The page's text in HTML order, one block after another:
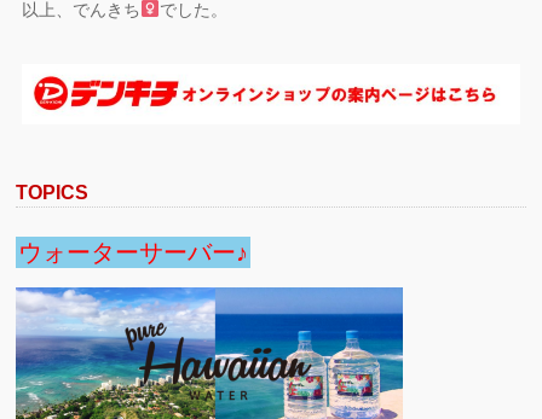
以上、でんきち でした。
TOPICS
ウォーターサーバー♪